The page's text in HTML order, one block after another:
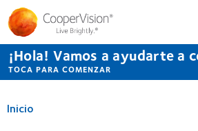
Pasar
contenido
principal
¡Hola! Vamos a ayudarte a
TOCA PARA COMENZAR
Inicio